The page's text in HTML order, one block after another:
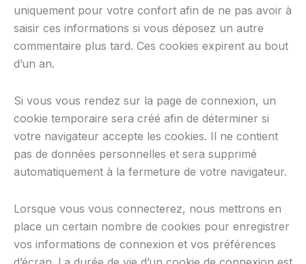
uniquement pour votre confort afin de ne pas avoir à
saisir ces informations si vous déposez un autre
commentaire plus tard. Ces cookies expirent au bout
d’un an.
Si vous vous rendez sur la page de connexion, un
cookie temporaire sera créé afin de déterminer si
votre navigateur accepte les cookies. Il ne contient
pas de données personnelles et sera supprimé
automatiquement à la fermeture de votre navigateur.
Lorsque vous vous connecterez, nous mettrons en
place un certain nombre de cookies pour enregistrer
vos informations de connexion et vos préférences